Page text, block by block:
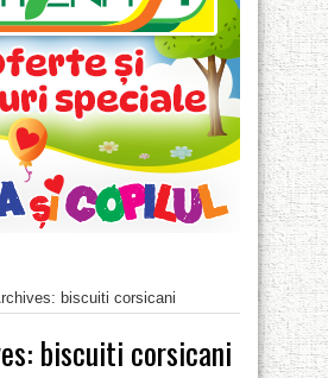
biscuiti corsicani
biscuiti corsicani